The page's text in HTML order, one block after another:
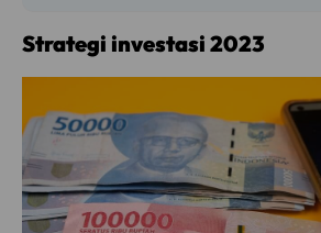
Strategi investasi 2023